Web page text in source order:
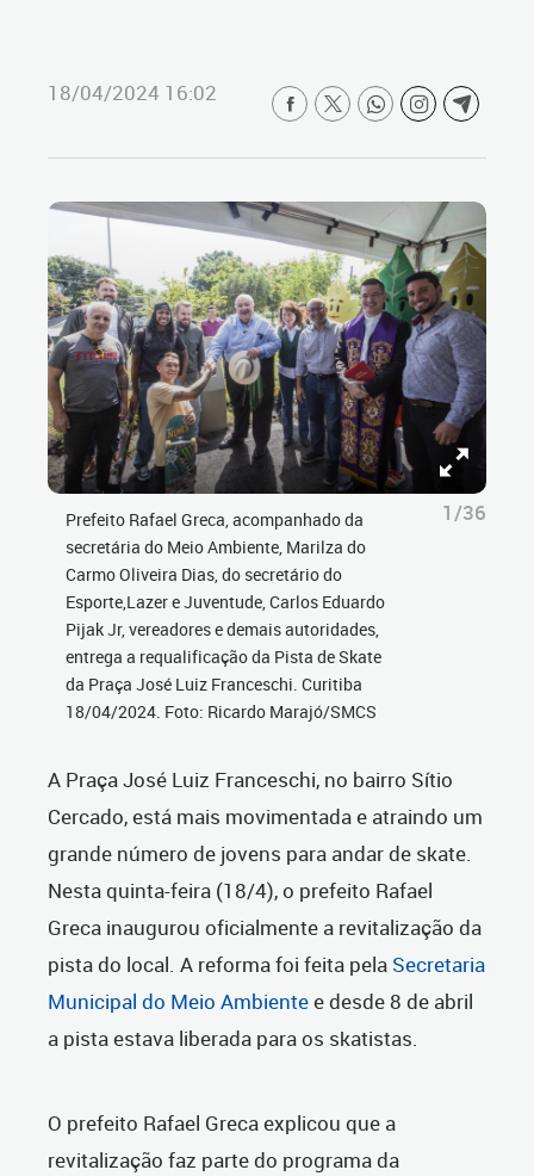
18/04/2024 16:02
Prefeito Rafael Greca, acompanhado da
secretária do Meio Ambiente, Marilza do
Carmo Oliveira Dias, do secretário do
Esporte,Lazer e Juventude, Carlos Eduardo
Pijak Jr, vereadores e demais autoridades,
entrega a requalificação da Pista de Skate
da Praça José Luiz Franceschi. Curitiba
18/04/2024. Foto: Ricardo Marajó/SMCS
1/36
A Praça José Luiz Franceschi, no bairro Sítio
Cercado, está mais movimentada e atraindo um
grande número de jovens para andar de skate.
Nesta quinta-feira (18/4), o prefeito Rafael
Greca inaugurou oficialmente a revitalização da
pista do local. A reforma foi feita pela Secretaria
Municipal do Meio Ambientee desde 8 de abril
a pista estava liberada para os skatistas.
O prefeito Rafael Greca explicou que a
revitalização faz parte do programa da